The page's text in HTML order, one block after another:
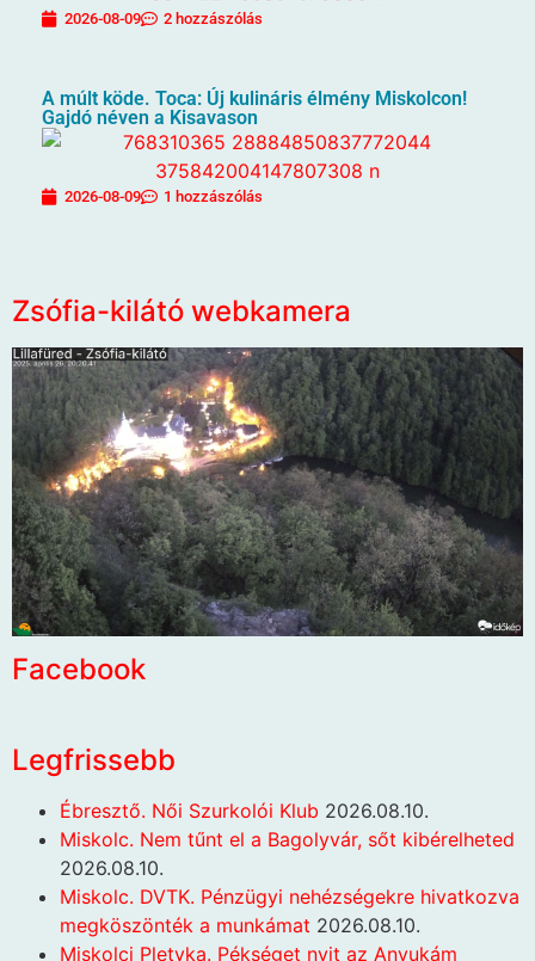
2026-08-09 2 hozzászólás
A múlt köde. Toca: Új kulináris élmény Miskolcon!
Gajdó néven a Kisavason
2026-08-09 1 hozzászólás
Zsófia-kilátó webkamera
Facebook
Legfrissebb
Ébresztő. Női Szurkolói Klub 2026.08.10.
Miskolc. Nem tűnt el a Bagolyvár, sőt kibérelheted
2026.08.10.
Miskolc. DVTK. Pénzügyi nehézségekre hivatkozva
megköszönték a munkámat 2026.08.10.
Miskolci Pletyka. Pékséget nyit az Anyukám